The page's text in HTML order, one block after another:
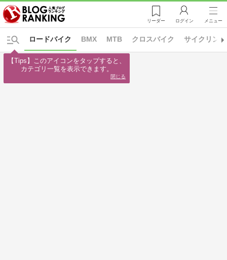
リーダー ログイン メニュー
BMX MTB クロスバイク サイクリング
ロードバイク
【Tips】このアイコンをタップすると、
カテゴリ一覧を表示できます。
閉じる